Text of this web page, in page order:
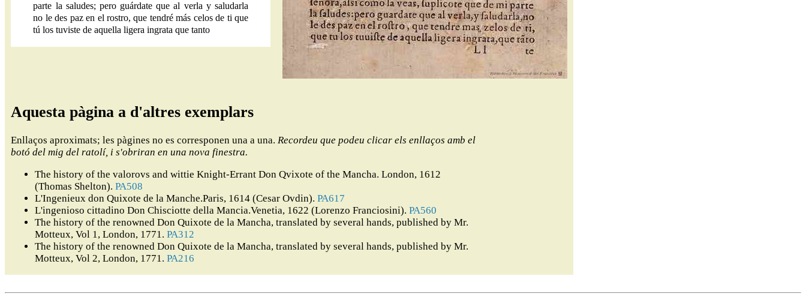
parte la saludes; pero guárdate que al verla y saludarla
no le des paz en el rostro, que tendré más celos de ti que
tú los tuviste de aquella ligera ingrata que tanto
Aquesta pàgina a d'altres exemplars
Enllaços aproximats; les pàgines no es corresponen una a una. Recordeu que podeu clicar els enllaços amb el
botó del mig del ratolí, i s'obriran en una nova finestra.
The history of the valorovs and wittie Knight-Errant Don Qvixote of the Mancha. London, 1612
(Thomas Shelton). PA508
L'Ingenieux don Quixote de la Manche.Paris, 1614 (Cesar Ovdin). PA617
L'ingenioso cittadino Don Chisciotte della Mancia.Venetia, 1622 (Lorenzo Franciosini). PA560
The history of the renowned Don Quixote de la Mancha, translated by several hands, published by Mr.
Motteux, Vol 1, London, 1771. PA312
The history of the renowned Don Quixote de la Mancha, translated by several hands, published by Mr.
Motteux, Vol 2, London, 1771. PA216